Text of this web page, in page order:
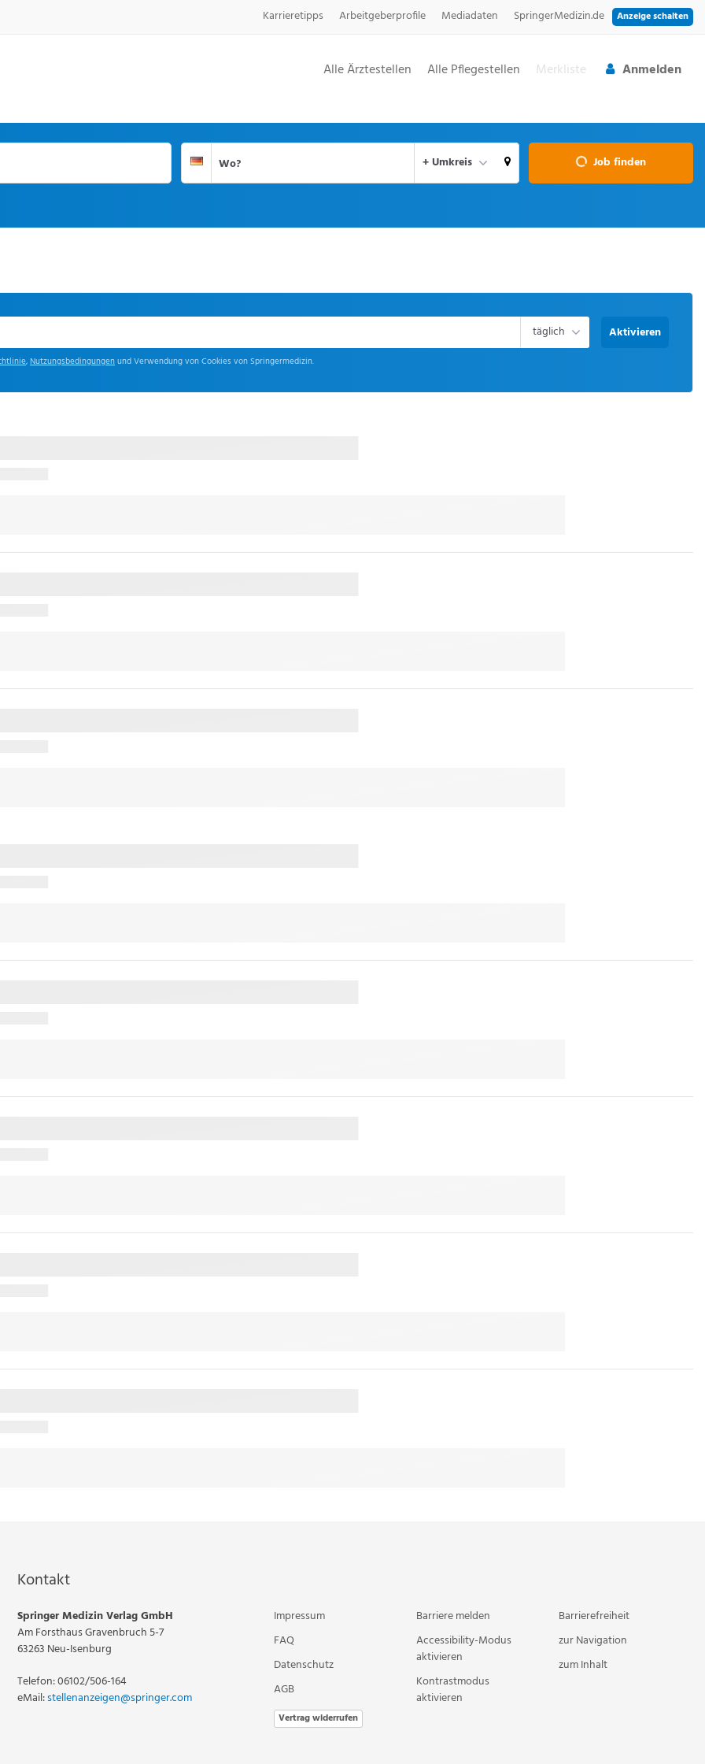
Anzeige schalten
Karrieretipps Arbeitgeberprofile Mediadaten SpringerMedizin.de
Anmelden
Alle Ärztestellen Alle Pflegestellen Merkliste
Deutschland + Umkreis aktuellen Ort verwenden
Job finden
täglich Aktivieren
,Nutzungsbedingungenund Verwendung von Cookies von Springermedizin.
Kontakt
Springer Medizin Verlag GmbH
Am Forsthaus Gravenbruch 5-7
63263 Neu-Isenburg
Telefon: 06102/506-164
eMail:stellenanzeigen@springer.com
Impressum
FAQ
Datenschutz
AGB
Vertrag widerrufen
Barriere melden
Accessibility-Modus
aktivieren
Kontrastmodus
aktivieren
Barrierefreiheit
zur Navigation
zum Inhalt